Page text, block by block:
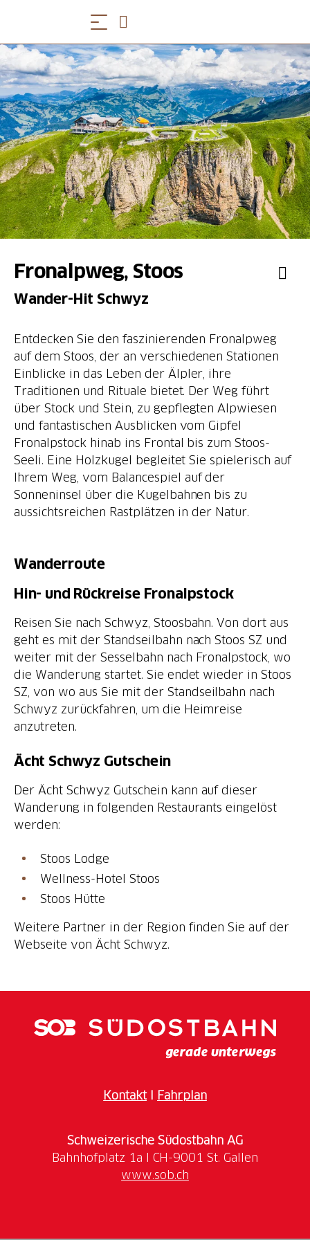
Fronalpweg, Stoos
Wander-Hit Schwyz
Entdecken Sie den faszinierenden Fronalpweg
auf dem Stoos, der an verschiedenen Stationen
Einblicke in das Leben der Älpler, ihre
Traditionen und Rituale bietet. Der Weg führt
über Stock und Stein, zu gepflegten Alpwiesen
und fantastischen Ausblicken vom Gipfel
Fronalpstock hinab ins Frontal bis zum Stoos-
Seeli. Eine Holzkugel begleitet Sie spielerisch auf
Ihrem Weg, vom Balancespiel auf der
Sonneninsel über die Kugelbahnen bis zu
aussichtsreichen Rastplätzen in der Natur.
Wanderroute
Hin- und Rückreise Fronalpstock
Reisen Sie nach Schwyz, Stoosbahn. Von dort aus
geht es mit der Standseilbahn nach Stoos SZ und
weiter mit der Sesselbahn nach Fronalpstock, wo
die Wanderung startet. Sie endet wieder in Stoos
SZ, von wo aus Sie mit der Standseilbahn nach
Schwyz zurückfahren, um die Heimreise
anzutreten.
Ächt Schwyz Gutschein
Der Ächt Schwyz Gutschein kann auf dieser
Wanderung in folgenden Restaurants eingelöst
werden:
Stoos Lodge
Wellness-Hotel Stoos
Stoos Hütte
Weitere Partner in der Region finden Sie auf der
Webseite von Ächt Schwyz.
KontaktI Fahrplan
Schweizerische Südostbahn AG
www.sob.ch